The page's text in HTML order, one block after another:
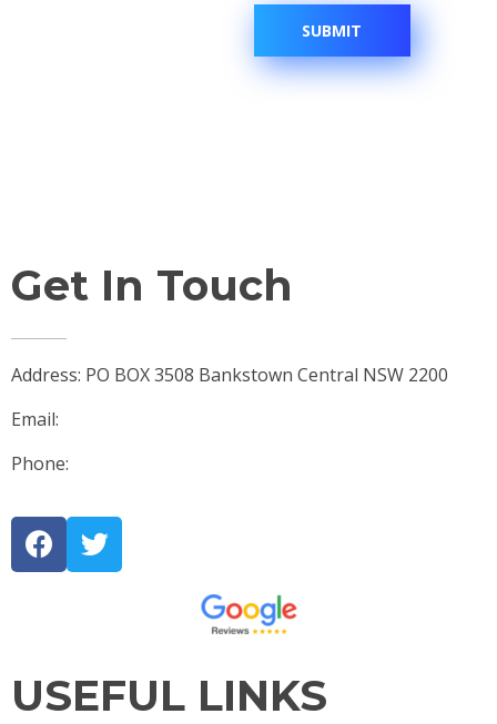
Get In Touch
Address: PO BOX 3508 Bankstown Central NSW 2200
Email:
Phone:
USEFUL LINKS